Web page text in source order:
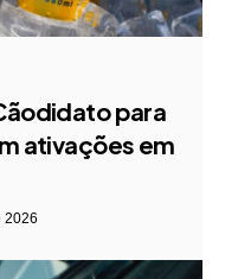
para
ativações em
2026